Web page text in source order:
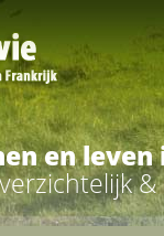
en